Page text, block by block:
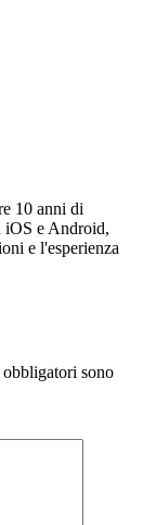
10 anni di
iOS e Android,
e l'esperienza
sono